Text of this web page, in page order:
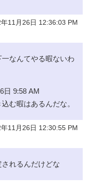
11月26日 12:36:03 PM
なんてやる暇ないわ
日 9:58 AM
む暇はあるんだな。
11月26日 12:30:55 PM
れるんだけどな